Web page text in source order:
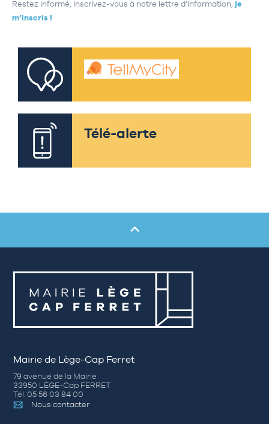
Restez informé, inscrivez-vous à notre lettre d’information, je
m’inscris !
Télé-alerte
Mairie de Lège-Cap Ferret
79 avenue de la Mairie
33950 LÈGE-Cap FERRET
Tél. 05 56 03 84 00
Nous contacter